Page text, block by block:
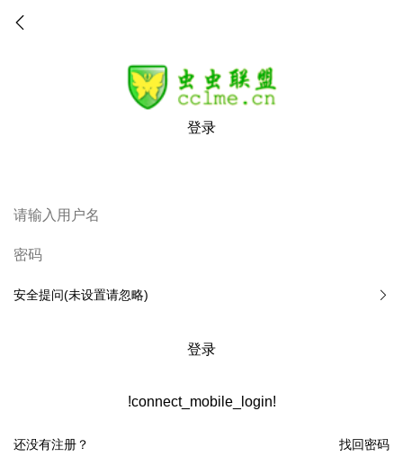
登录
安全提问(未设置请忽略)
登录
!connect_mobile_login!
找回密码
还没有注册？